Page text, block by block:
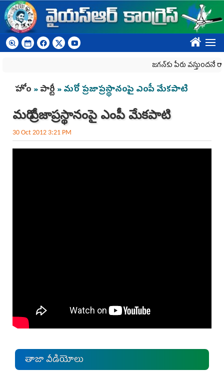
Skip to main content
????
జగన్‌కు పేరు వస్తుందనే
You are here
హోం »పార్టీ » మరో ప్రజాప్రస్థానంపై ఎంపీ మేకపాటి
మరో ప్రజాప్రస్థానంపై ఎంపీ మేకపాటి
30 Oct 2012 3:21 PM
తాజా వీడియోలు